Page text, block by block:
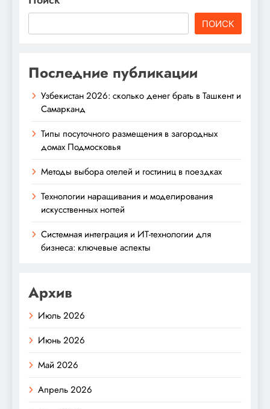
ПОИСК
Последние публикации
Узбекистан 2026: сколько денег брать в Ташкент и
Самарканд
Типы посуточного размещения в загородных
домах Подмосковья
Методы выбора отелей и гостиниц в поездках
Технологии наращивания и моделирования
искусственных ногтей
Системная интеграция и ИТ-технологии для
бизнеса: ключевые аспекты
Архив
Июль 2026
Июнь 2026
Май 2026
Апрель 2026